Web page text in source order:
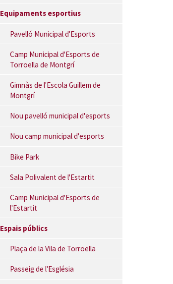
Equipaments esportius
Pavelló Municipal d'Esports
Camp Municipal d'Esports de
Torroella de Montgrí
Gimnàs de l'Escola Guillem de
Montgrí
Nou pavelló municipal d'esports
Nou camp municipal d'esports
Bike Park
Sala Polivalent de l'Estartit
Camp Municipal d'Esports de
l'Estartit
Espais públics
Plaça de la Vila de Torroella
Passeig de l'Església